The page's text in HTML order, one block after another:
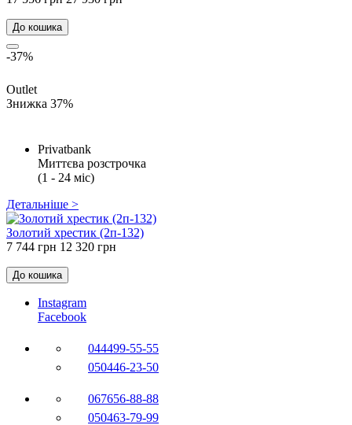
До кошика
-37%
Outlet
Знижка 37%
Privatbank
Миттєва розстрочка
(1 - 24 міс)
Детальніше >
Золотий хрестик (2п-132)
7 744 грн 12 320 грн
До кошика
Instagram
Facebook
044499-55-55
050446-23-50
067656-88-88
050463-79-99